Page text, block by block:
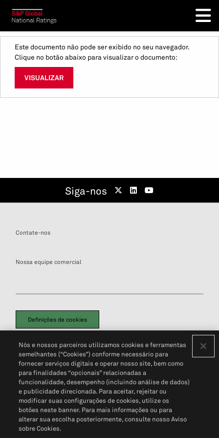
Este documento não pode ser exibido no seu navegador.
Clique no botão abaixo para visualizar o documento:
VISUALIZAR
Siga-nos
Contate-nos
Nossa equipe comercial
Definições de cookies
Política de PrivacidadePortal de privacidade do cliente (em inglês)
Não Venda Minhas Informações Pessoais© 2026 S&P Global
Nós e nossos parceiros utilizamos cookies e ferramentas
semelhantes (“Cookies”) conforme necessário para
fornecer serviços digitais e operar nosso site, bem como
para finalidades “opcionais” relacionadas a
funcionalidade, desempenho (incluindo análise de dados)
e publicidade direcionada. Para aceitar, rejeitar ou
modificar suas configurações de cookies, utilize os
botões neste banner. Para mais informações ou para
alterar sua escolha posteriormente, consulte nosso Aviso
sobre Cookies.